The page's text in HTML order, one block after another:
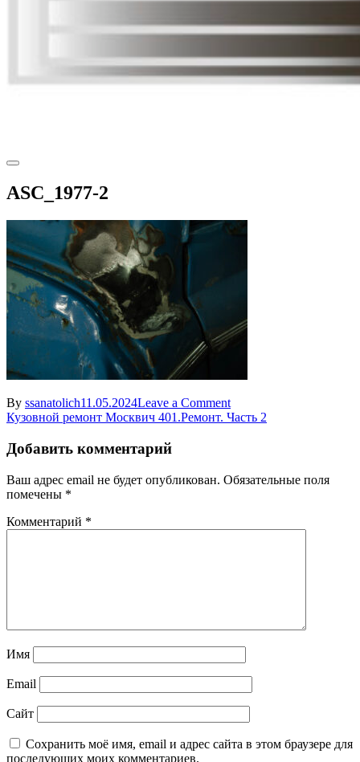
ASC_1977-2
By ssanatolich11.05.2024Leave a Commenton
ASC_1977-
Навигация
по
записям
Кузовной ремонт Москвич 401.Ремонт. Часть 2
Добавить комментарий
Ваш адрес email не будет опубликован. Обязательные поля
помечены *
Комментарий *
Имя
Email
Сайт
Сохранить моё имя, email и адрес сайта в этом браузере для
последующих моих комментариев.